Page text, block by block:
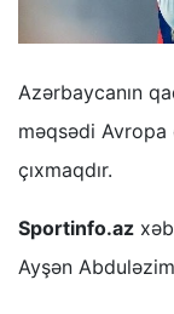
Azərbaycanın
məqsədi Avropa
çıxmaqdır.
Sportinfo.az
Ayşən